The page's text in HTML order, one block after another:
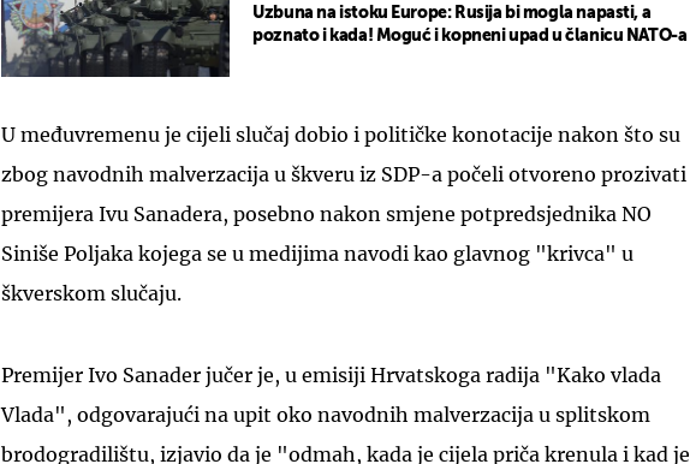
Uzbuna na istoku Europe: Rusija bi mogla napasti, a
poznato i kada! Moguć i kopneni upad u članicu NATO-a
U međuvremenu je cijeli slučaj dobio i političke konotacije nakon što su
zbog navodnih malverzacija u škveru iz SDP-a počeli otvoreno prozivati
premijera Ivu Sanadera, posebno nakon smjene potpredsjednika NO
Siniše Poljaka kojega se u medijima navodi kao glavnog "krivca" u
škverskom slučaju.
Premijer Ivo Sanader jučer je, u emisiji Hrvatskoga radija "Kako vlada
Vlada", odgovarajući na upit oko navodnih malverzacija u splitskom
brodogradilištu, izjavio da je "odmah, kada je cijela priča krenula i kad je